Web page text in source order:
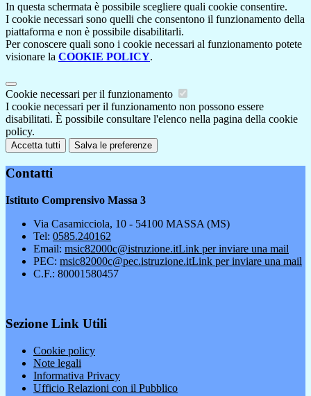
In questa schermata è possibile scegliere quali cookie consentire.
I cookie necessari sono quelli che consentono il funzionamento della
piattaforma e non è possibile disabilitarli.
Per conoscere quali sono i cookie necessari al funzionamento potete
visionare la COOKIE POLICY.
Cookie necessari per il funzionamento
I cookie necessari per il funzionamento non possono essere
disabilitati. È possibile consultare l'elenco nella pagina della cookie
policy.
Accetta tutti Salva le preferenze
Contatti
Istituto Comprensivo Massa 3
Via Casamicciola, 10 - 54100 MASSA (MS)
Tel: 0585.240162
Email: msic82000c@istruzione.itLink per inviare una mail
PEC: msic82000c@pec.istruzione.itLink per inviare una mail
C.F.: 80001580457
Sezione Link Utili
Cookie policy
Note legali
Informativa Privacy
Ufficio Relazioni con il Pubblico